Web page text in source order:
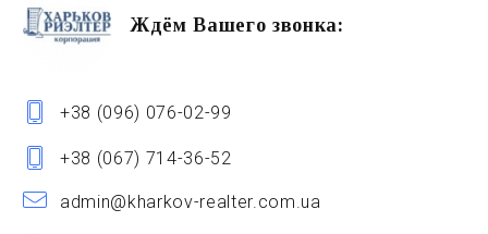
Ждём Вашего звонка:
+38 (096) 076-02-99
+38 (067) 714-36-52
admin@kharkov-realter.com.ua